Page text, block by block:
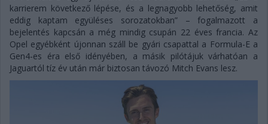
karrierem következő lépése, és a legnagyobb lehetőség, amit
eddig kaptam együléses sorozatokban” – fogalmazott a
bejelentés kapcsán a még mindig csupán 22 éves francia. Az
Opel egyébként újonnan száll be gyári csapattal a Formula-E a
Gen4-es éra első idényében, a másik pilótájuk várhatóan a
Jaguartól tíz év után már biztosan távozó Mitch Evans lesz.